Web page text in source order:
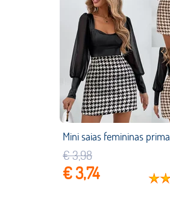
€ 3,98
€ 3,74